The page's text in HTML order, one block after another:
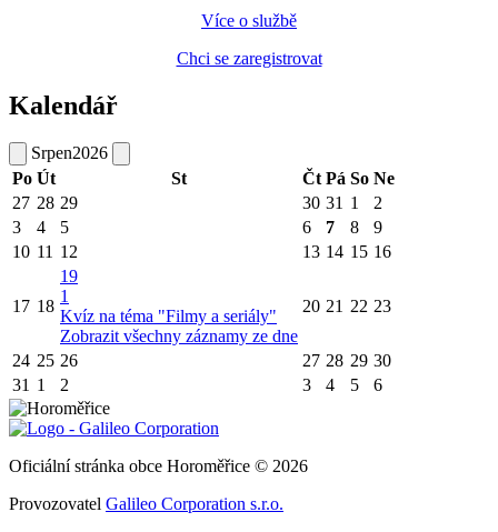
Více o službě
Chci se zaregistrovat
Kalendář
Srpen2026
Po Út St Čt Pá So Ne
27 28 29 30 31 1
2
3
4 5 6 7 8
9
10 11 12 13 14 15 16
17 18
19
1
Kvíz na téma "Filmy a seriály"
Zobrazit všechny záznamy ze dne
20 21 22 23
24 25 26 27 28 29 30
31 1 2 3 4 5 6
Oficiální stránka obce Horoměřice © 2026
Provozovatel Galileo Corporation s.r.o.